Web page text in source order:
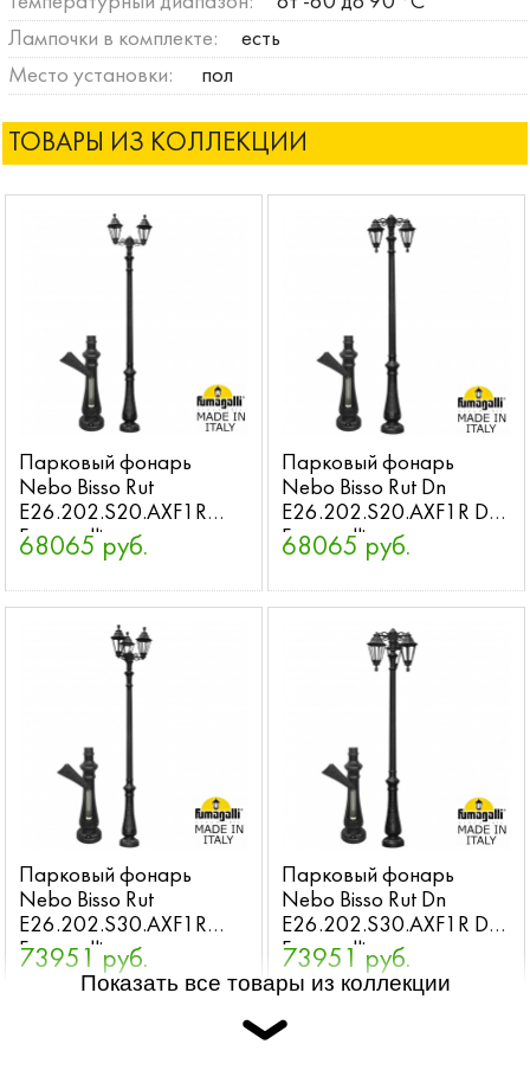
Лампочки в комплекте:
есть
Место установки:
пол
ТОВАРЫ ИЗ КОЛЛЕКЦИИ
Парковый фонарь
Nebo Bisso Rut
E26.202.S20.AXF1R
Fumagalli
68065 руб.
Парковый фонарь
Nebo Bisso Rut Dn
E26.202.S20.AXF1R DN
Fumagalli
68065 руб.
Парковый фонарь
Nebo Bisso Rut
E26.202.S30.AXF1R
Fumagalli
73951 руб.
Парковый фонарь
Nebo Bisso Rut Dn
E26.202.S30.AXF1R DN
Fumagalli
73951 руб.
Показать все товары из коллекции